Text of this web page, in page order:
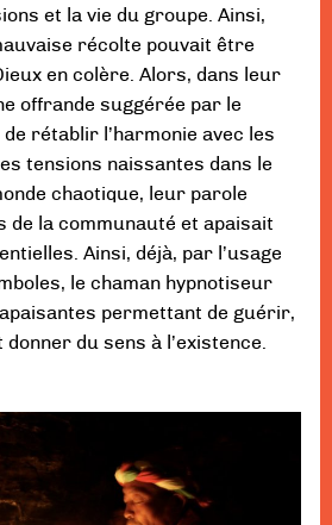
et la vie du groupe. Ainsi,
récolte pouvait être
en colère. Alors, dans leur
offrande suggérée par le
rétablir l’harmonie avec les
tensions naissantes dans le
chaotique, leur parole
de la communauté et apaisait
Ainsi, déjà, par l’usage
le chaman hypnotiseur
permettant de guérir,
du sens à l’existence.